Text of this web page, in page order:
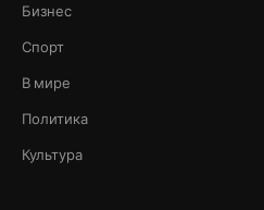
Бизнес
Спорт
В мире
Политика
Культура